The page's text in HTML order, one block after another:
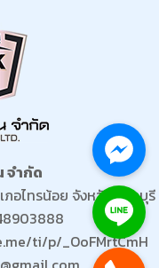
จำกัด
อไทรน้อย จังหวัดนนทบุรี
ti/p/_OoFMrtCmH